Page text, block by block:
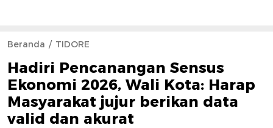
Beranda TIDORE
Hadiri Pencanangan Sensus
Ekonomi 2026, Wali Kota: Harap
Masyarakat jujur berikan data
valid dan akurat